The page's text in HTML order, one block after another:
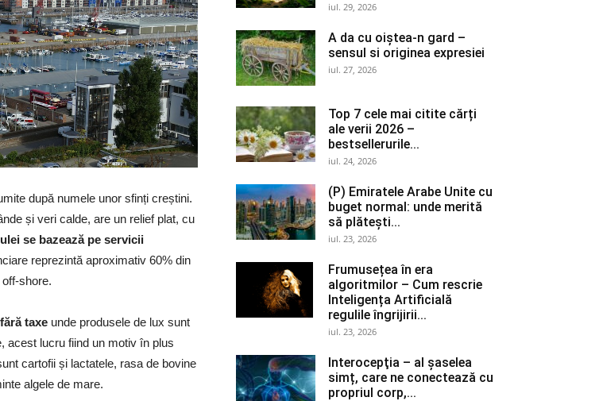
după numele unor sfinți creștini.
și veri calde, are un relief plat, cu
se bazează pe servicii
reprezintă aproximativ 60% din
shore.
taxe unde produsele de lux sunt
acest lucru fiind un motiv în plus
cartofii și lactatele, rasa de bovine
algele de mare.
iul. 29, 2026
A da cu oiștea-n gard –
sensul si originea expresiei
iul. 27, 2026
Top 7 cele mai citite cărți
ale verii 2026 –
bestsellerurile...
iul. 24, 2026
(P) Emiratele Arabe Unite cu
buget normal: unde merită
să plătești...
iul. 23, 2026
Frumusețea în era
algoritmilor – Cum rescrie
Inteligența Artificială
regulile îngrijirii...
iul. 23, 2026
Interocepţia – al șaselea
simț, care ne conectează cu
propriul corp,...